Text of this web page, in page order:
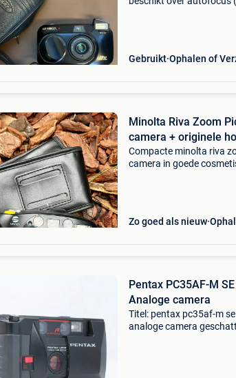
Gebruikt Ophalen of
Minolta Riva Zoom
camera + originele
Compacte minolta riva
camera in goede
Zo goed als nieuw
Pentax PC35AF-M
Analoge camera
Titel: pentax pc35af-m
analoge camera